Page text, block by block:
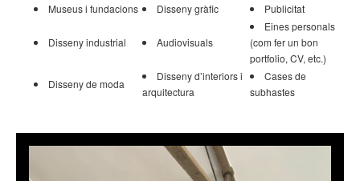
Museus i fundacions
Disseny gràfic Publicitat
Disseny industrial Audiovisuals
Eines personals
(com fer un bon
portfolio, CV, etc.)
Disseny de moda
Disseny d’interiors i
arquitectura
Cases de
subhastes